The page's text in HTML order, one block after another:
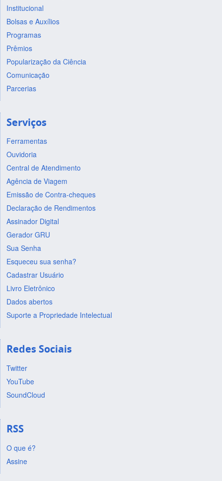
Institucional
Bolsas e Auxílios
Programas
Prêmios
Popularização da Ciência
Comunicação
Parcerias
Serviços
Ferramentas
Ouvidoria
Central de Atendimento
Agência de Viagem
Emissão de Contra-cheques
Declaração de Rendimentos
Assinador Digital
Gerador GRU
Sua Senha
Esqueceu sua senha?
Cadastrar Usuário
Livro Eletrônico
Dados abertos
Suporte a Propriedade Intelectual
Redes Sociais
Twitter
YouTube
SoundCloud
RSS
O que é?
Assine